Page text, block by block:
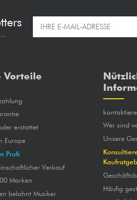
Vorteile
erstattet
Europe
Profi
Verkauf
Marken
belohnt Musiker
Wer sind
Unsere
Häufig